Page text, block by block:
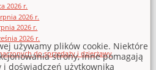
2026 r.
2026 r.
2026 r.
2026 r.
do sprzedaży i dzierżawy
używamy plików cookie. Niektóre
strony, inne pomagają
doświadczeń użytkownika